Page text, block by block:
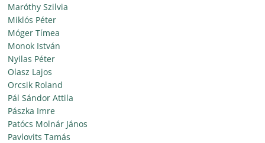
Maróthy Szilvia
Miklós Péter
Móger Tímea
Monok István
Nyilas Péter
Olasz Lajos
Orcsik Roland
Pál Sándor Attila
Pászka Imre
Patócs Molnár János
Pavlovits Tamás